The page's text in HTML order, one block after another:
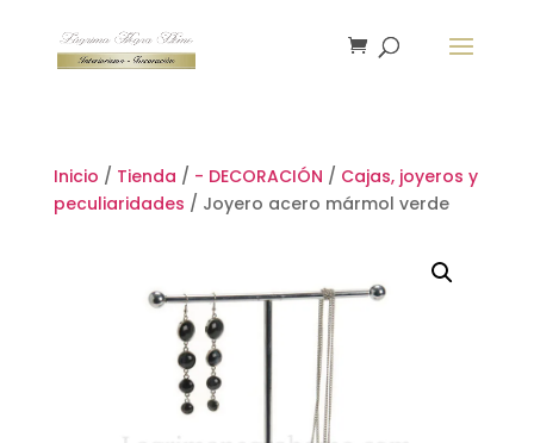
Inicio / Tienda / - DECORACIÓN / Cajas, joyeros y
peculiaridades / Joyero acero mármol verde